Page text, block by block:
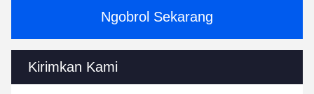
Ngobrol Sekarang
Kirimkan Kami